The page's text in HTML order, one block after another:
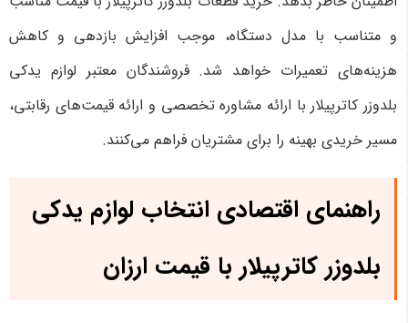
و متناسب با مدل دستگاه، موجب افزایش بازدهی و کاهش
هزینه‌های تعمیرات خواهد شد. فروشندگان معتبر لوازم یدکی
بلدوزر کاترپیلار با ارائه مشاوره تخصصی و ارائه قیمت‌های رقابتی،
مسیر خریدی بهینه را برای مشتریان فراهم می‌کنند.
راهنمای اقتصادی انتخاب لوازم یدکی
بلدوزر کاترپیلار با قیمت ارزان